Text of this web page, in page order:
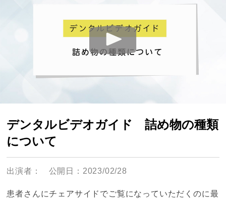
デンタルビデオガイド 詰め物の種類
について
出演者： 公開日：2023/02/28
患者さんにチェアサイドでご覧になっていただくのに最